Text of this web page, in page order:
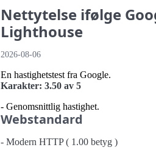
Nettytelse ifølge
Lighthouse
2026-08-06
En hastighetstest fra Google.
Karakter: 3.50 av 5
- Genomsnittlig hastighet.
Webstandard
- Modern HTTP ( 1.00 betyg )